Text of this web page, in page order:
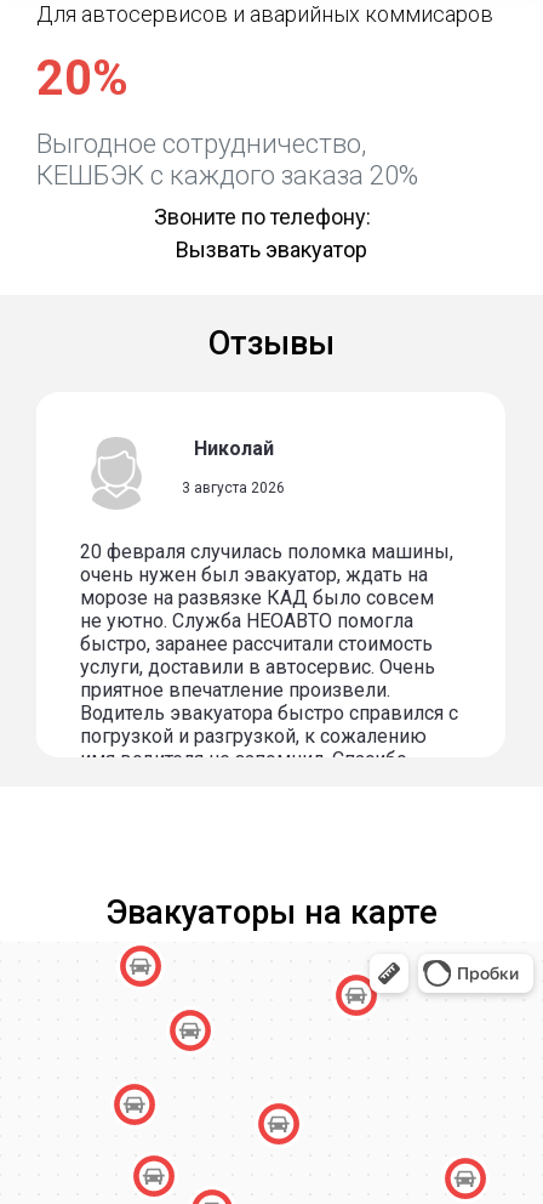
Для автосервисов и аварийных коммисаров
20%
Выгодное сотрудничество,
КЕШБЭК с каждого заказа 20%
Звоните по телефону:
Вызвать эвакуатор
Отзывы
Николай
3 августа 2026
20 февраля случилась поломка машины,
очень нужен был эвакуатор, ждать на
морозе на развязке КАД было совсем
не уютно. Служба НЕОАВТО помогла
быстро, заранее рассчитали стоимость
услуги, доставили в автосервис. Очень
приятное впечатление произвели.
Водитель эвакуатора быстро справился с
погрузкой и разгрузкой, к сожалению
имя водителя не запомнил. Спасибо
Эвакуаторы на карте